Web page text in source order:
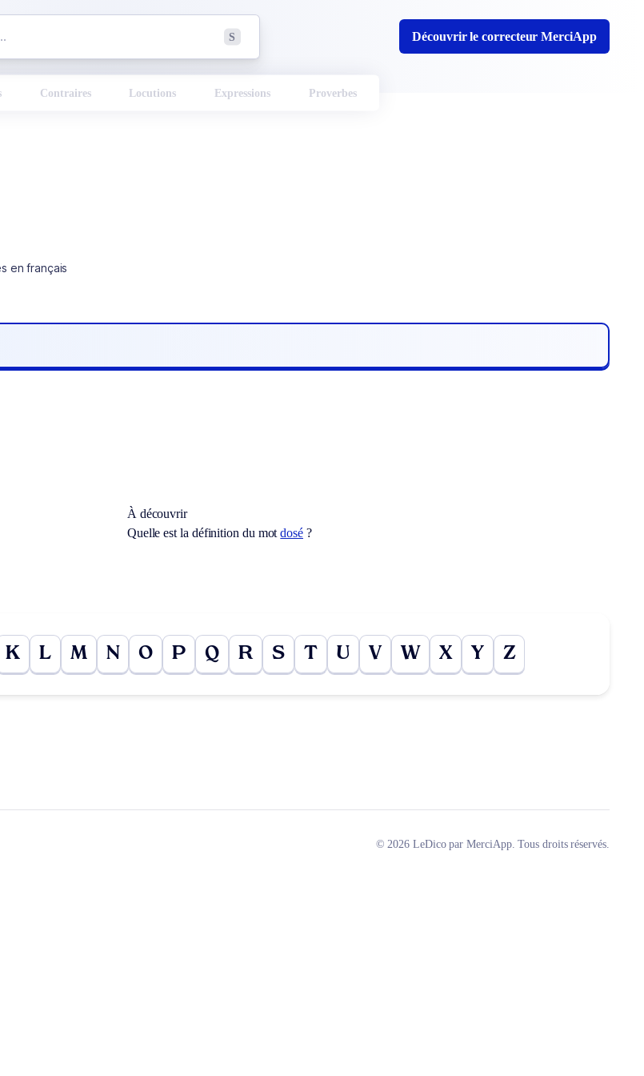
S Découvrir le correcteur MerciApp
Contraires Locutions Expressions Proverbes
en français
À découvrir
Quelle est la définition du motdosé ?
K L M N O P Q R S T U V W X Y Z
© 2026 LeDico par MerciApp. Tous droits réservés.